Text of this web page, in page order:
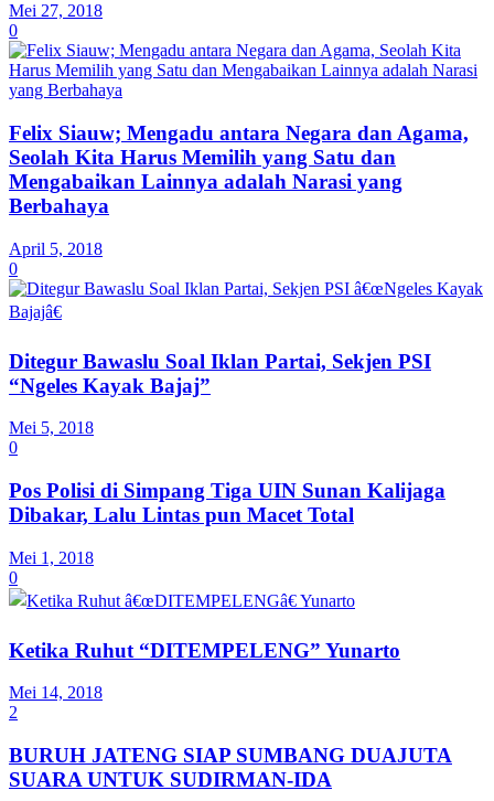
Mei 27, 2018
0
Felix Siauw; Mengadu antara Negara dan Agama,
Seolah Kita Harus Memilih yang Satu dan
Mengabaikan Lainnya adalah Narasi yang
Berbahaya
April 5, 2018
0
Ditegur Bawaslu Soal Iklan Partai, Sekjen PSI
“Ngeles Kayak Bajaj”
Mei 5, 2018
0
Pos Polisi di Simpang Tiga UIN Sunan Kalijaga
Dibakar, Lalu Lintas pun Macet Total
Mei 1, 2018
0
Ketika Ruhut “DITEMPELENG” Yunarto
Mei 14, 2018
2
BURUH JATENG SIAP SUMBANG DUAJUTA
SUARA UNTUK SUDIRMAN-IDA